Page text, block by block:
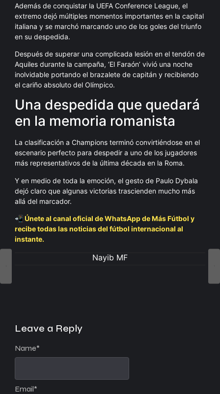
Además de conquistar la UEFA Conference League, el
extremo dejó múltiples momentos importantes en la capital
italiana y se marchó marcando uno de los goles del triunfo
en su despedida.
Después de superar una complicada lesión en el tendón de
Aquiles durante la campaña, ‘El Faraón’ vivió una noche
inolvidable portando el brazalete de capitán y recibiendo
el cariño absoluto del Olímpico.
Una despedida que quedará
en la memoria romanista
La clasificación a Champions terminó convirtiéndose en el
escenario perfecto para despedir a uno de los jugadores
más representativos de la última década en la Roma.
Y en medio de toda la emoción, el gesto de Paulo Dybala
dejó claro que algunas victorias trascienden mucho más
allá del marcador.
📲 Únete al canal oficial de WhatsApp de Más Fútbol y
recibe todas las noticias del fútbol internacional al
instante.
Nayib MF
Leave a Reply
Name*
Email*